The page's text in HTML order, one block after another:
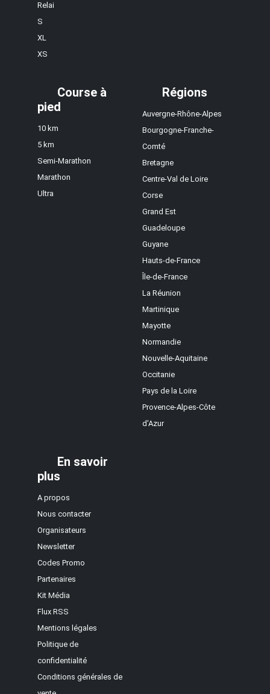
Relai
S
XL
XS
Course à
pied
10 km
5 km
Semi-Marathon
Marathon
Ultra
Régions
Auvergne-Rhône-Alpes
Bourgogne-Franche-
Comté
Bretagne
Centre-Val de Loire
Corse
Grand Est
Guadeloupe
Guyane
Hauts-de-France
Île-de-France
La Réunion
Martinique
Mayotte
Normandie
Nouvelle-Aquitaine
Occitanie
Pays de la Loire
Provence-Alpes-Côte
d'Azur
En savoir
plus
A propos
Nous contacter
Organisateurs
Newsletter
Codes Promo
Partenaires
Kit Média
Flux RSS
Mentions légales
Politique de
confidentialité
Conditions générales de